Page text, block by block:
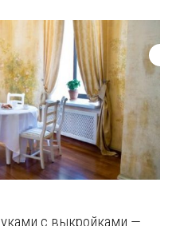
с выкройками —